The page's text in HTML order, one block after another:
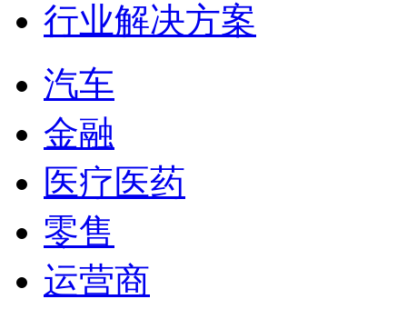
行业解决方案
汽车
金融
医疗医药
零售
运营商